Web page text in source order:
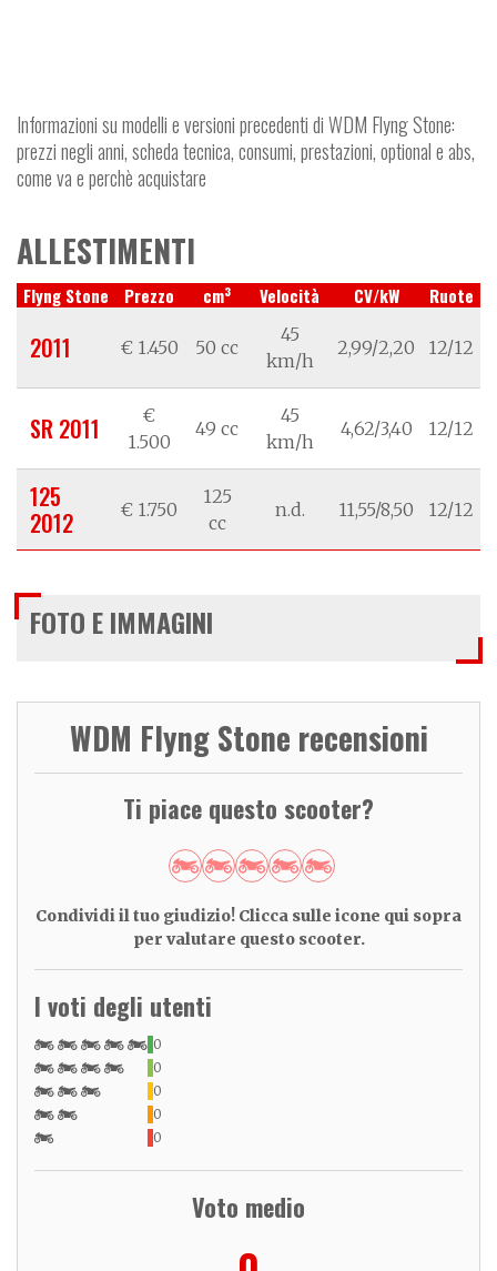
Informazioni su modelli e versioni precedenti di WDM Flyng Stone:
prezzi negli anni, scheda tecnica, consumi, prestazioni, optional e abs,
come va e perchè acquistare
ALLESTIMENTI
Flyng Stone Prezzo cm3 Velocità CV/kW Ruote
2011 € 1.450 50 cc
45
km/h
2,99/2,20 12/12
SR 2011
€
1.500
49 cc
45
km/h
4,62/3,40 12/12
125
2012
€ 1.750
125
cc
n.d. 11,55/8,50 12/12
FOTO E IMMAGINI
WDM Flyng Stone recensioni
Ti piace questo scooter?
Condividi il tuo giudizio! Clicca sulle icone qui sopra
per valutare questo scooter.
I voti degli utenti
0
0
0
0
0
Voto medio